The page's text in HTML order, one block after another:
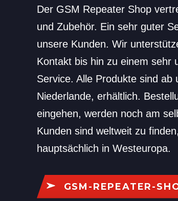
Der GSM Repeater Shop
und Zubehör. Ein sehr guter
unsere Kunden. Wir
Kontakt bis hin zu einem sehr
Service. Alle Produkte sind ab
Niederlande, erhältlich.
eingehen, werden noch am
Kunden sind weltweit zu
hauptsächlich in Westeuropa.
GSM-REPEATER-